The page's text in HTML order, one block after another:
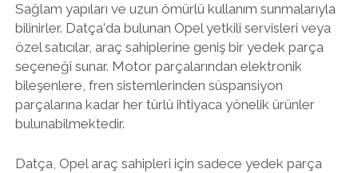
Sağlam yapıları ve uzun ömürlü kullanım sunmalarıyla
bilinirler. Datça'da bulunan Opel yetkili servisleri veya
özel satıcılar, araç sahiplerine geniş bir yedek parça
seçeneği sunar. Motor parçalarından elektronik
bileşenlere, fren sistemlerinden süspansiyon
parçalarına kadar her türlü ihtiyaca yönelik ürünler
bulunabilmektedir.
Datça, Opel araç sahipleri için sadece yedek parça